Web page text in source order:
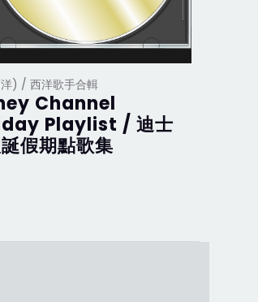
) / 西洋歌手合輯
Channel
Playlist / 迪士
假期點歌集